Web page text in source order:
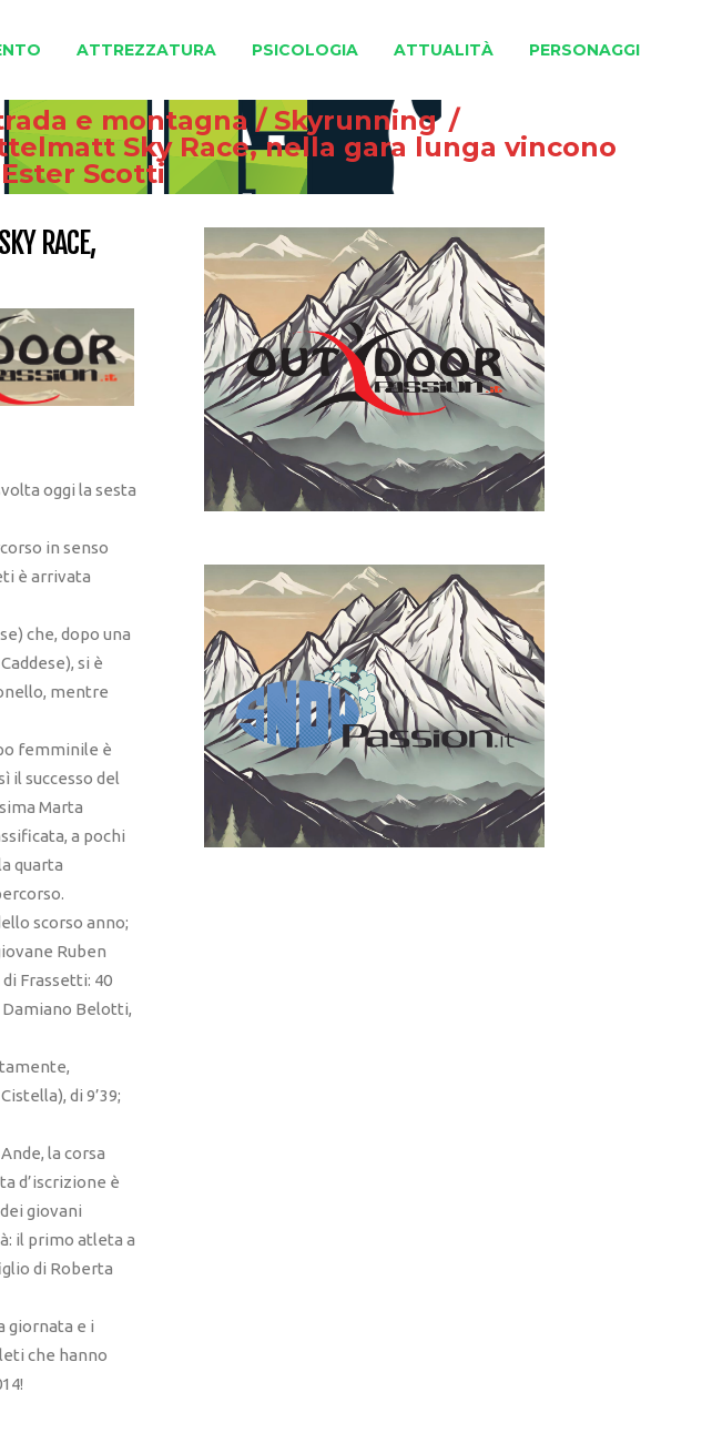
ATTREZZATURA PSICOLOGIA ATTUALITÀ PERSONAGGI
e montagna / Skyrunning /
Sky Race, nella gara lunga vincono
Scotti
RACE,
oggi la sesta
in senso
è arrivata
che, dopo una
si è
mentre
femminile è
il successo del
Marta
a pochi
quarta
scorso anno;
Ruben
Frassetti: 40
Damiano Belotti,
di 9’39;
la corsa
d’iscrizione è
giovani
il primo atleta a
di Roberta
giornata e i
che hanno